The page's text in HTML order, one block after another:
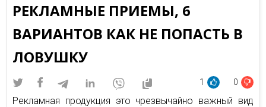
РЕКЛАМНЫЕ ПРИЕМЫ, 6
ВАРИАНТОВ КАК НЕ ПОПАСТЬ В
ЛОВУШКУ
1 0
Рекламная продукция это чрезвычайно важный вид